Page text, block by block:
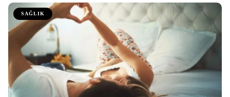
SAĞLIK